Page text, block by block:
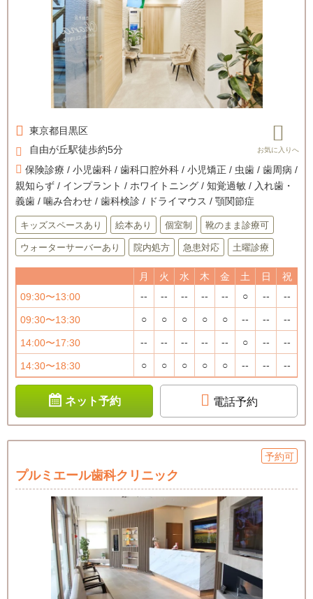
東京都目黒区
自由が丘駅徒歩約5分
保険診療 / 小児歯科 / 歯科口腔外科 / 小児矯正 / 虫歯 / 歯周病 /
親知らず / インプラント / ホワイトニング / 知覚過敏 / 入れ歯・
義歯 / 噛み合わせ / 歯科検診 / ドライマウス / 顎関節症
キッズスペースあり 絵本あり 個室制 靴のまま診療可
ウォーターサーバーあり 院内処方 急患対応 土曜診療
月 火 水 木 金 土 日
祝
09:30〜13:00
-- -- -- -- -- ○ -- --
09:30〜13:30 ○ ○ ○ ○ ○ -- -- --
14:00〜17:30 -- -- -- -- -- ○ -- --
14:30〜18:30 ○ ○ ○ ○ ○ -- -- --
ネット予約 電話予約
予約可
プルミエール歯科クリニック